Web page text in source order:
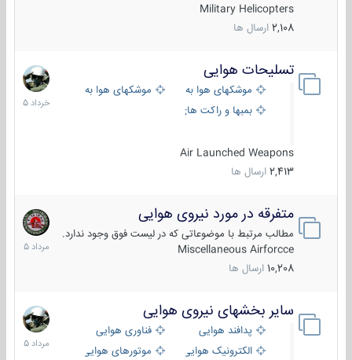
Military Helicopters
2,108 ارسال ها
تسلیحات هوایی
موشکهای هوا به هوا
موشکهای هوا به سطح
بمبها و راکت های هوایی
Air Launched Weapons
2,413 ارسال ها
30
خرداد
1405
متفرقه در مورد نیروی هوایی
مطالب مرتبط با موضوعاتی که در لیست فوق وجود ندارد.
Miscellaneous Airforcce
10,208 ارسال ها
7
مرداد
1405
سایر بخشهای نیروی هوایی
پدافند هوایی
فناوری هوایی
الکترونیک هوایی
موتورهای هوایی
2
مرداد
1405